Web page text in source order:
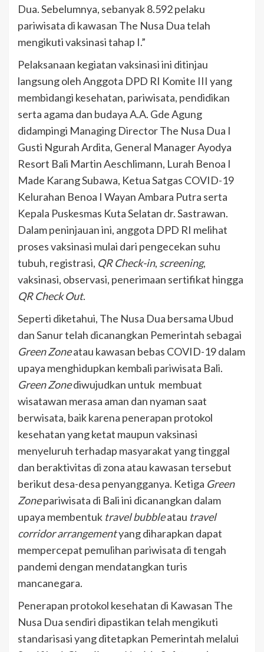
Dua. Sebelumnya, sebanyak 8.592 pelaku
pariwisata di kawasan The Nusa Dua telah
mengikuti vaksinasi tahap I.”
Pelaksanaan kegiatan vaksinasi ini ditinjau
langsung oleh Anggota DPD RI Komite III yang
membidangi kesehatan, pariwisata, pendidikan
serta agama dan budaya A.A. Gde Agung
didampingi Managing Director The Nusa Dua I
Gusti Ngurah Ardita, General Manager Ayodya
Resort Bali Martin Aeschlimann, Lurah Benoa I
Made Karang Subawa, Ketua Satgas COVID-19
Kelurahan Benoa I Wayan Ambara Putra serta
Kepala Puskesmas Kuta Selatan dr. Sastrawan.
Dalam peninjauan ini, anggota DPD RI melihat
proses vaksinasi mulai dari pengecekan suhu
tubuh, registrasi, QR Check-in, screening,
vaksinasi, observasi, penerimaan sertifikat hingga
QR Check Out.
Seperti diketahui, The Nusa Dua bersama Ubud
dan Sanur telah dicanangkan Pemerintah sebagai
Green Zoneatau kawasan bebas COVID-19 dalam
upaya menghidupkan kembali pariwisata Bali.
Green Zonediwujudkan untuk membuat
wisatawan merasa aman dan nyaman saat
berwisata, baik karena penerapan protokol
kesehatan yang ketat maupun vaksinasi
menyeluruh terhadap masyarakat yang tinggal
dan beraktivitas di zona atau kawasan tersebut
berikut desa-desa penyangganya. Ketiga Green
Zonepariwisata di Bali ini dicanangkan dalam
upaya membentuk travel bubbleatau travel
corridor arrangementyang diharapkan dapat
mempercepat pemulihan pariwisata di tengah
pandemi dengan mendatangkan turis
mancanegara.
Penerapan protokol kesehatan di Kawasan The
Nusa Dua sendiri dipastikan telah mengikuti
standarisasi yang ditetapkan Pemerintah melalui